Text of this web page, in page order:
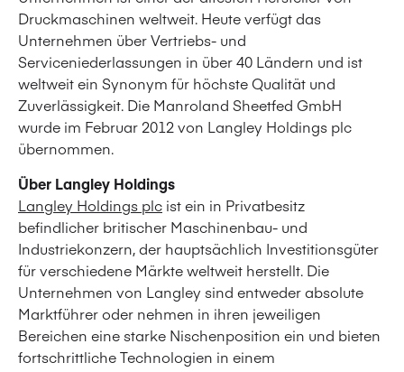
Druckmaschinen weltweit. Heute verfügt das
Unternehmen über Vertriebs- und
Serviceniederlassungen in über 40 Ländern und ist
weltweit ein Synonym für höchste Qualität und
Zuverlässigkeit. Die Manroland Sheetfed GmbH
wurde im Februar 2012 von Langley Holdings plc
übernommen.
Über Langley Holdings
Langley Holdings plc ist ein in Privatbesitz
befindlicher britischer Maschinenbau- und
Industriekonzern, der hauptsächlich Investitionsgüter
für verschiedene Märkte weltweit herstellt. Die
Unternehmen von Langley sind entweder absolute
Marktführer oder nehmen in ihren jeweiligen
Bereichen eine starke Nischenposition ein und bieten
fortschrittliche Technologien in einem